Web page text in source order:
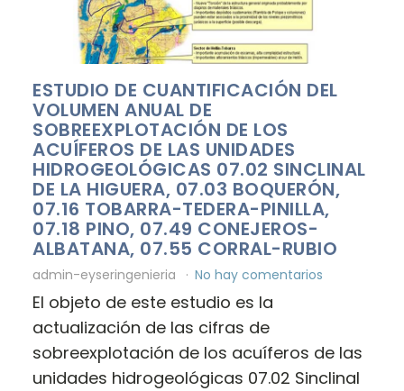
ESTUDIO DE CUANTIFICACIÓN DEL
VOLUMEN ANUAL DE
SOBREEXPLOTACIÓN DE LOS
ACUÍFEROS DE LAS UNIDADES
HIDROGEOLÓGICAS 07.02 SINCLINAL
DE LA HIGUERA, 07.03 BOQUERÓN,
07.16 TOBARRA-TEDERA-PINILLA,
07.18 PINO, 07.49 CONEJEROS-
ALBATANA, 07.55 CORRAL-RUBIO
admin-eyseringenieria No hay comentarios
El objeto de este estudio es la
actualización de las cifras de
sobreexplotación de los acuíferos de las
unidades hidrogeológicas 07.02 Sinclinal